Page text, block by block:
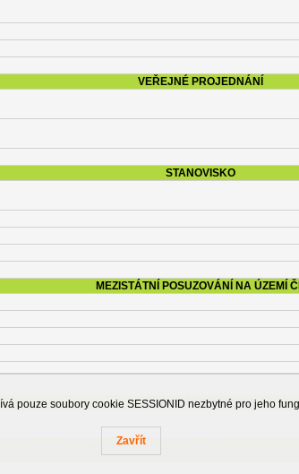
VEŘEJNÉ PROJEDNÁNÍ
STANOVISKO
MEZISTÁTNÍ POSUZOVÁNÍ NA ÚZEMÍ
OSTATNÍ INFORMACE
Česká informační agentura životního prostředí
pouze soubory cookie SESSIONID nezbytné pro jeho
Zavřít